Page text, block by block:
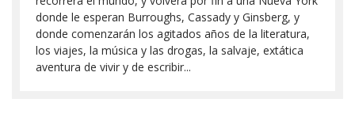
donde le esperan Burroughs, Cassady y Ginsberg, y
donde comenzarán los agitados años de la literatura,
los viajes, la música y las drogas, la salvaje, extática
aventura de vivir y de escribir...